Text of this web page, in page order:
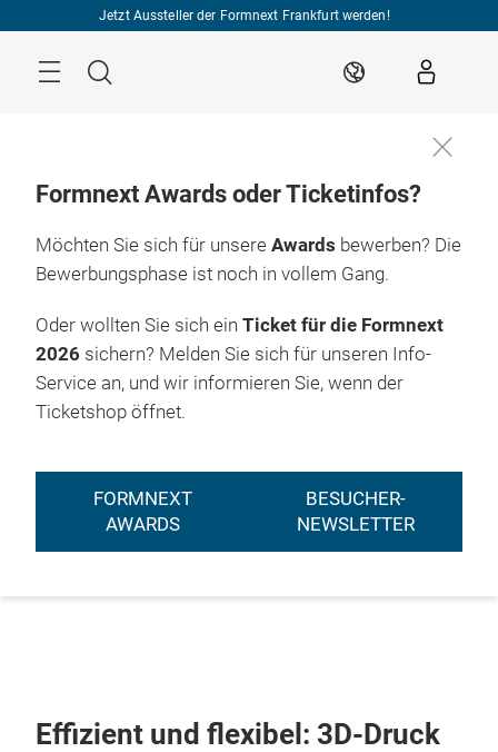
Jetzt Aussteller der Formnext Frankfurt werden!
Suche DE
Formnext Awards oder Ticketinfos?
Möchten Sie sich für unsere Awards bewerben? Die
Bewerbungsphase ist noch in vollem Gang.
Oder wollten Sie sich ein Ticket für die Formnext
2026 sichern? Melden Sie sich für unseren Info-
Service an, und wir informieren Sie, wenn der
Ticketshop öffnet.
FORMNEXT
AWARDS
BESUCHER-
NEWSLETTER
Effizient und flexibel: 3D-Druck